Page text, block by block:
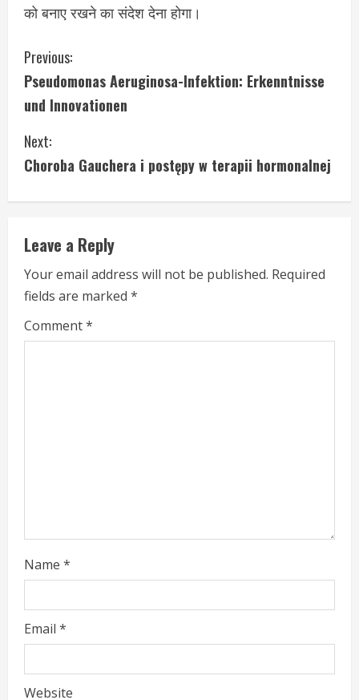
को बनाए रखने का संदेश देना होगा।
C
o
n
t
i
n
u
e
R
g
Previous:
Pseudomonas Aeruginosa-Infektion: Erkenntnisse
und Innovationen
Next:
Choroba Gauchera i postępy w terapii hormonalnej
Leave a Reply
Your email address will not be published. Required
fields are marked *
Comment*
Name *
Email *
Website